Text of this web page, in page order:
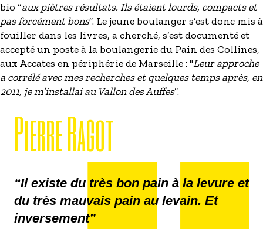
bio “aux piètres résultats. Ils étaient lourds, compacts et
pas forcément bons”. Le jeune boulanger s’est donc mis à
fouiller dans les livres, a cherché, s’est documenté et
accepté un poste à la boulangerie du Pain des Collines,
aux Accates en périphérie de Marseille : "Leur approche
a corrélé avec mes recherches et quelques temps après, en
2011, je m’installai au Vallon des Auffes”.
Pierre Ragot
“Il existe du très bon pain à la levure et
du très mauvais pain au levain. Et
inversement”